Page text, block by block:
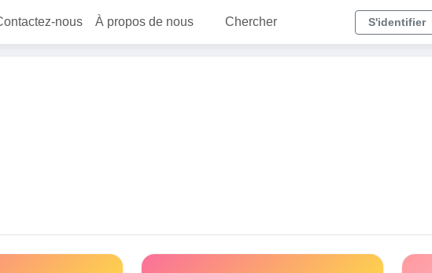
nous À propos de nous Chercher S'identifier